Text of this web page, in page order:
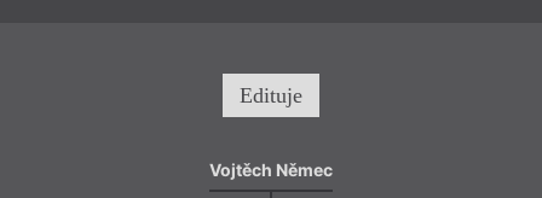
Edituje
Vojtěch Němec